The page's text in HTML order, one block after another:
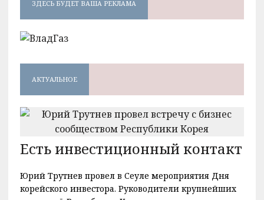
ЗДЕСЬ БУДЕТ ВАША РЕКЛАМА
АКТУАЛЬНОЕ
Есть инвестиционный контакт
Юрий Трутнев провел в Сеуле мероприятия Дня
корейского инвестора. Руководители крупнейших